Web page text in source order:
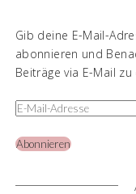
Gib deine E-Mail-
abonnieren und
Beiträge via E-Mail
Abonnieren